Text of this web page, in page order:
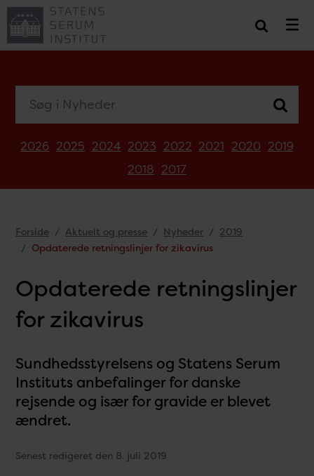
2026 2025 2024 2023 2022 2021 2020 2019
2018 2017
Forside Aktuelt og presse Nyheder
2019
Opdaterede retningslinjer for zikavirus
Opdaterede retningslinjer
for zikavirus
Sundhedsstyrelsens og Statens Serum
Instituts anbefalinger for danske
rejsende og især for gravide er blevet
ændret.
Senest redigeret den 8. juli 2019